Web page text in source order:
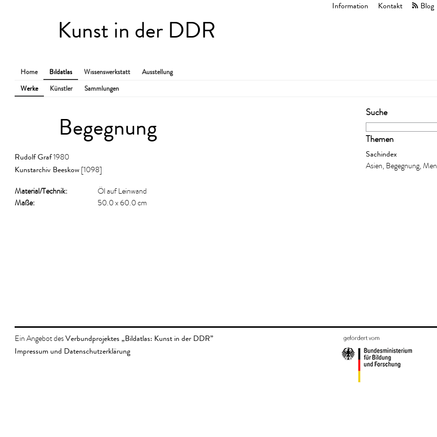
Information Kontakt Blog
Kunst in der DDR
Home Bildatlas Wissenswerkstatt
Ausstellung
Werke
Künstler Sammlungen
Suche
Themen
Sachindex
Asien, Begegnung,
Begegnung
Rudolf Graf1980
Kunstarchiv Beeskow [1098]
Material/​Technik:
Öl auf Leinwand
Maße:
50.0 x 60.0 cm
Ein Angebot desVerbundprojektes „Bildatlas: Kunst in der DDR”
Impressum und Datenschutzerklärung